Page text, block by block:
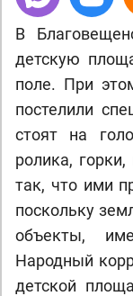
В
детскую
поле. При
постелили
стоят на
ролика,
так, что ими
поскольку
объекты,
Народный
детской